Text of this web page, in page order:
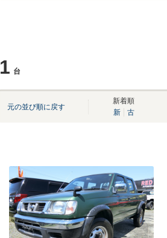
1 台
元の並び順に戻す
新着順
新
古